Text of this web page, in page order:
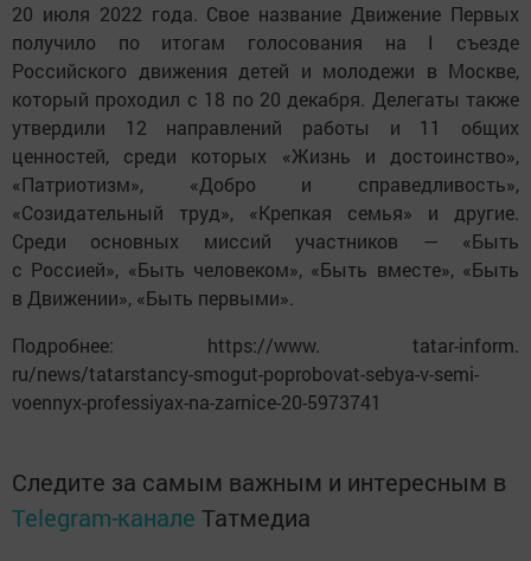
20 июля 2022 года. Свое название Движение Первых
получило по итогам голосования на I съезде
Российского движения детей и молодежи в Москве,
который проходил с 18 по 20 декабря. Делегаты также
утвердили 12 направлений работы и 11 общих
ценностей, среди которых «Жизнь и достоинство»,
«Патриотизм», «Добро и справедливость»,
«Созидательный труд», «Крепкая семья» и другие.
Среди основных миссий участников — «Быть
с Россией», «Быть человеком», «Быть вместе», «Быть
в Движении», «Быть первыми».
Подробнее: https://www. tatar-inform.
ru/news/tatarstancy-smogut-poprobovat-sebya-v-semi-
voennyx-professiyax-na-zarnice-20-5973741
Следите за самым важным и интересным в
Telegram-канале Татмедиа